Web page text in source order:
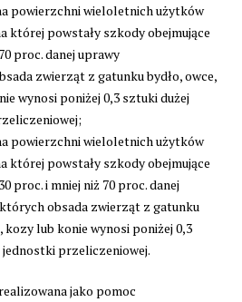
powierzchni wieloletnich użytków
której powstały szkody obejmujące
proc. danej uprawy
zwierząt z gatunku bydło, owce,
wynosi poniżej 0,3 sztuki dużej
powierzchni wieloletnich użytków
której powstały szkody obejmujące
proc. i mniej niż 70 proc. danej
obsada zwierząt z gatunku
kozy lub konie wynosi poniżej 0,3
jednostki przeliczeniowej.
jako pomoc